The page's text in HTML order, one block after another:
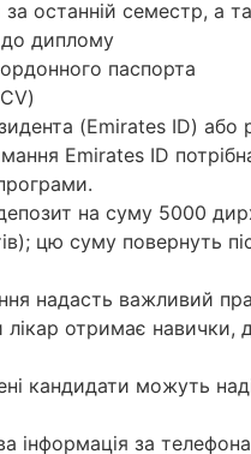
за останній семестр, а
диплому
паспорта
(Emirates ID) або
Emirates ID
на суму 5000
цю суму повернуть
надасть важливий
лікар отримає навички,
кандидати можуть
інформація за